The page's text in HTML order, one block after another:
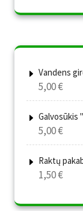
Vandens
5,00€
Galvosūkis
5,00€
Raktų
1,50€